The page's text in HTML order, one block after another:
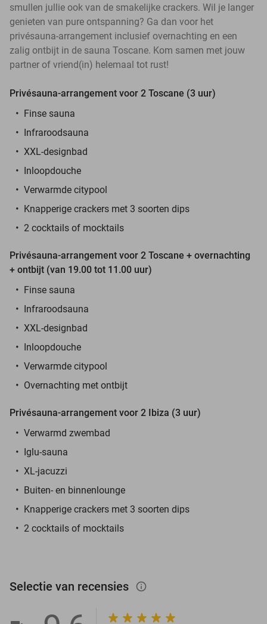
smullen jullie ook van de smakelijke crackers. Wil je langer
genieten van pure ontspanning? Ga dan voor het
privésauna-arrangement inclusief overnachting en een
zalig ontbijt in de sauna Toscane. Kom samen met jouw
partner of vriend(in) helemaal tot rust!
Privésauna-arrangement voor 2 Toscane (3 uur)
Finse sauna
Infraroodsauna
XXL-designbad
Inloopdouche
Verwarmde citypool
Knapperige crackers met 3 soorten dips
2 cocktails of mocktails
Privésauna-arrangement voor 2 Toscane + overnachting
+ ontbijt (van 19.00 tot 11.00 uur)
Finse sauna
Infraroodsauna
XXL-designbad
Inloopdouche
Verwarmde citypool
Overnachting met ontbijt
Privésauna-arrangement voor 2 Ibiza (3 uur)
Verwarmd zwembad
Iglu-sauna
XL-jacuzzi
Buiten- en binnenlounge
Knapperige crackers met 3 soorten dips
2 cocktails of mocktails
Selectie van recensies info_outlined